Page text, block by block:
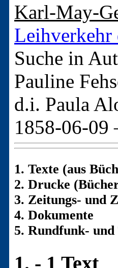
Karl-May-
Suche in
Pauline
d.i. Paula
1858-06-09
1. Texte (aus
2. Drucke
3. Zeitungs- und
4. Dokumente
5. Rundfunk- und
1. - 1 Text